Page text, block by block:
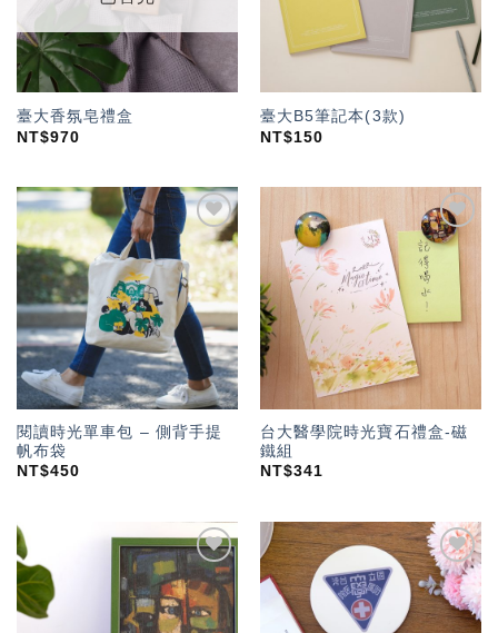
臺大香氛皂禮盒
NT$970
臺大B5筆記本(3款)
NT$150
加入
「願
望輕
單」
閱讀時光單車包 – 側背手提
帆布袋
NT$450
加入
「願
望輕
台大醫學院時光寶石禮盒-磁
鐵組
NT$341
加入
「願
望輕
單」
加入
「願
望輕
單」